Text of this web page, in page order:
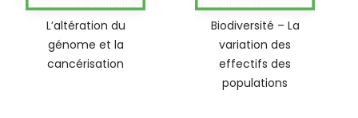
L’altération du
génome et la
cancérisation
Biodiversité – La
variation des
effectifs des
populations